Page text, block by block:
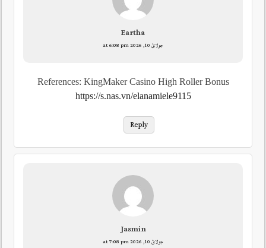
Eartha
جولائ 10, 2026 at 6:08 pm
References: KingMaker Casino High Roller Bonus
https://s.nas.vn/elanamiele9115
Reply
Jasmin
جولائ 10, 2026 at 7:08 pm